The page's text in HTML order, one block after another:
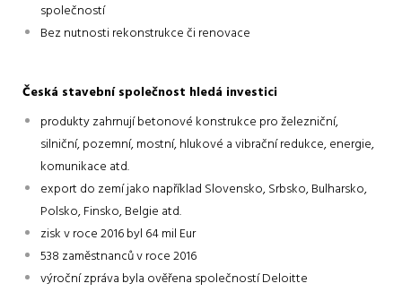
společností
Bez nutnosti rekonstrukce či renovace
Česká stavební společnost hledá investici
produkty zahrnují betonové konstrukce pro železniční,
silniční, pozemní, mostní, hlukové a vibrační redukce, energie,
komunikace atd.
export do zemí jako například Slovensko, Srbsko, Bulharsko,
Polsko, Finsko, Belgie atd.
zisk v roce 2016 byl 64 mil Eur
538 zaměstnanců v roce 2016
výroční zpráva byla ověřena společností Deloitte